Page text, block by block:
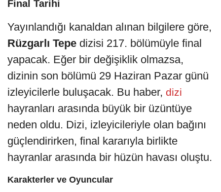
Final Tarihi
Yayınlandığı kanaldan alınan bilgilere göre,
Rüzgarlı Tepe dizisi 217. bölümüyle final
yapacak. Eğer bir değişiklik olmazsa,
dizinin son bölümü 29 Haziran Pazar günü
izleyicilerle buluşacak. Bu haber, dizi
hayranları arasında büyük bir üzüntüye
neden oldu. Dizi, izleyicileriyle olan bağını
güçlendirirken, final kararıyla birlikte
hayranlar arasında bir hüzün havası oluştu.
Karakterler ve Oyuncular